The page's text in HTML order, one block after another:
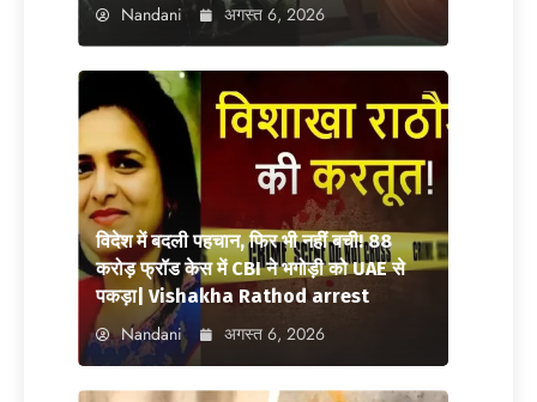
Nandani अगस्त 6, 2026
विदेश में बदली पहचान, फिर भी नहीं बची! 88
करोड़ फ्रॉड केस में CBI ने भगोड़ी को UAE से
पकड़ा| Vishakha Rathod arrest
Nandani अगस्त 6, 2026